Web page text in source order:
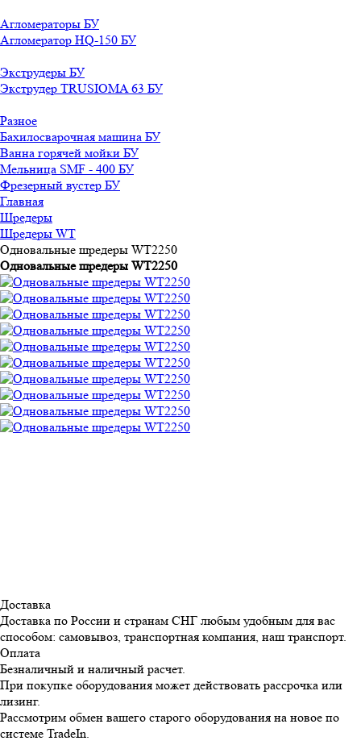
Агломераторы БУ
Агломератор HQ-150 БУ
Экструдеры БУ
Экструдер TRUSIOMA 63 БУ
Разное
Бахилосварочная машина БУ
Ванна горячей мойки БУ
Мельница SMF - 400 БУ
Фрезерный вустер БУ
Главная
Шредеры
Шредеры WT
Одновальные шредеры WT2250
Одновальные шредеры WT2250
Доставка
Доставка по России и странам СНГ любым удобным для вас
способом: самовывоз, транспортная компания, наш транспорт.
Оплата
Безналичный и наличный расчет.
При покупке оборудования может действовать рассрочка или
лизинг.
Рассмотрим обмен вашего старого оборудования на новое по
системе TradeIn.